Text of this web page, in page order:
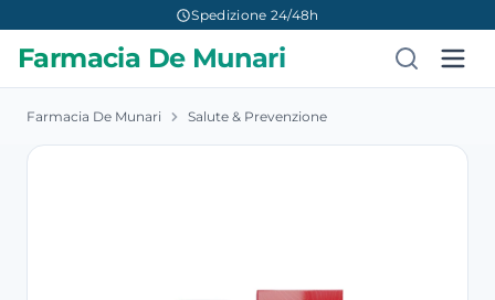
Spedizione 24/48h
Farmacia De Munari
Farmacia De Munari Salute & Prevenzione